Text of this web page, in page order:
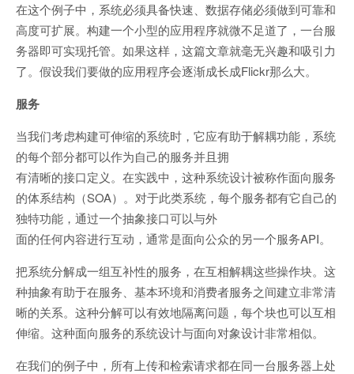
在这个例子中，系统必须具备快速、数据存储必须做到可靠和
高度可扩展。构建一个小型的应用程序就微不足道了，一台服
务器即可实现托管。如果这样，这篇文章就毫无兴趣和吸引力
了。假设我们要做的应用程序会逐渐成长成Flickr那么大。
服务
当我们考虑构建可伸缩的系统时，它应有助于解耦功能，系统
的每个部分都可以作为自己的服务并且拥
有清晰的接口定义。在实践中，这种系统设计被称作面向服务
的体系结构（SOA）。对于此类系统，每个服务都有它自己的
独特功能，通过一个抽象接口可以与外
面的任何内容进行互动，通常是面向公众的另一个服务API。
把系统分解成一组互补性的服务，在互相解耦这些操作块。这
种抽象有助于在服务、基本环境和消费者服务之间建立非常清
晰的关系。这种分解可以有效地隔离问题，每个块也可以互相
伸缩。这种面向服务的系统设计与面向对象设计非常相似。
在我们的例子中，所有上传和检索请求都在同一台服务器上处